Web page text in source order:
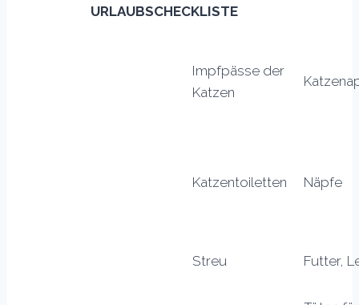
URLAUBSCHECKLISTE
Impfpässe der
Katzen
Katzentoiletten Näpfe
Streu Futter,